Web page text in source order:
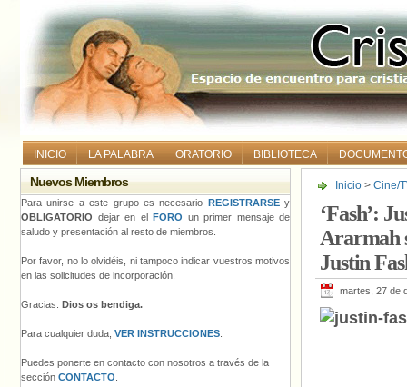
INICIO LA PALABRA ORATORIO BIBLIOTECA
Inicio > Cine/
‘Fash’:
Ararmah
Justin
martes, 27 de
Nuevos Miembros
Para unirse a este grupo es necesario REGISTRARSEy
OBLIGATORIO dejar en el FORO un primer mensaje de
saludo y presentación al resto de miembros.
Por favor, no lo olvidéis, ni tampoco indicar vuestros motivos
en las solicitudes de incorporación.
Gracias. Dios os bendiga.
Para cualquier duda, VER INSTRUCCIONES
Puedes ponerte en contacto con nosotros a través de la
sección CONTACTO